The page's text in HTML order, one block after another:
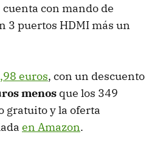
con mando de
3 puertos HDMI más un
euros, con un descuento
menos que los 349
gratuito y la oferta
en Amazon.